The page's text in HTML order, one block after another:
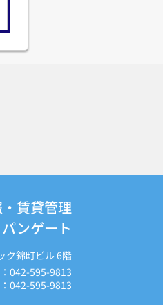
賃貸管理
ンゲート
ク錦町ビル 6階
042-595-9813
042-595-9813